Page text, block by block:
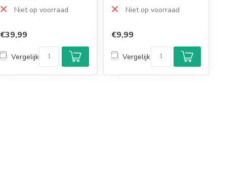
Niet op voorraad
€39,99
Vergelijk
Niet op voorraad
€9,99
Vergelijk